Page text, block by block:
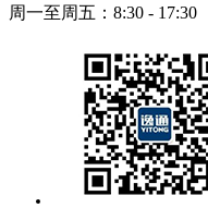
周一至周五：8:30 - 17:30